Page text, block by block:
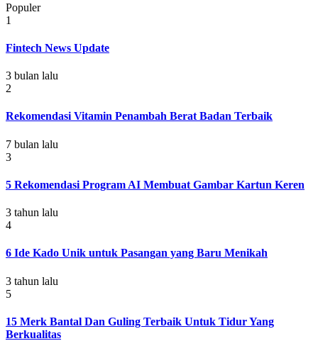
Populer
1
Fintech News Update
3 bulan lalu
2
Rekomendasi Vitamin Penambah Berat Badan Terbaik
7 bulan lalu
3
5 Rekomendasi Program AI Membuat Gambar Kartun Keren
3 tahun lalu
4
6 Ide Kado Unik untuk Pasangan yang Baru Menikah
3 tahun lalu
5
15 Merk Bantal Dan Guling Terbaik Untuk Tidur Yang
Berkualitas